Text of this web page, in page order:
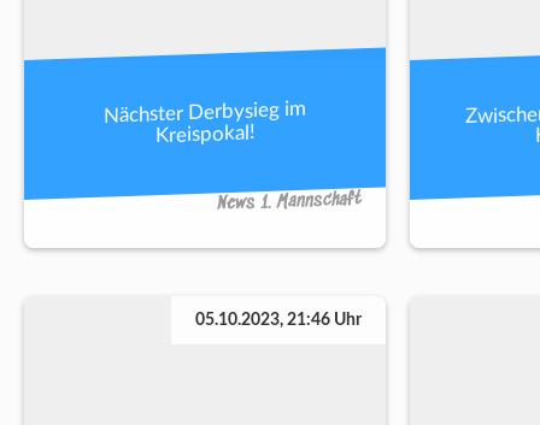
Nächster Derbysieg im
Kreispokal!
News 1. Mannschaft
05.10.2023, 21:46 Uhr